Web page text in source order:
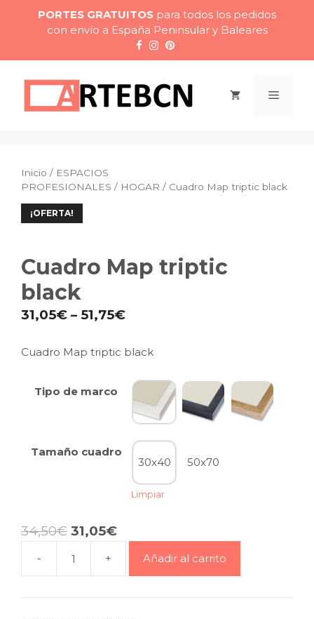
contenido
PORTES GRATUITOS para todos los pedidos
con envío a España Peninsular y Baleares
Menú
Inicio / ESPACIOS
PROFESIONALES / HOGAR / Cuadro Map triptic black
¡OFERTA!
Cuadro Map triptic
black
31,05€ – 51,75€
Cuadro Map triptic black
Tipo de marco
Tamaño cuadro
30x40 50x70
Limpiar
34,50€ 31,05€
-
Cuadro
Map
triptic
+ Añadir al carrito